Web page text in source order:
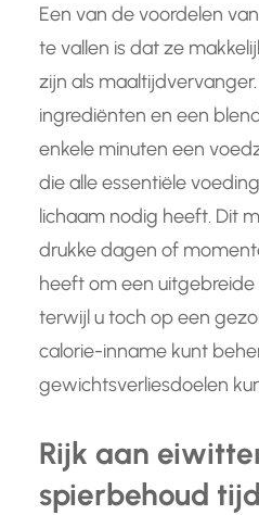
Een van de voordelen
te vallen is dat ze
zijn als
ingrediënten en een
enkele minuten een
die alle essentiële
lichaam nodig heeft. Dit
drukke dagen of
heeft om een
terwijl u toch op een
calorie-inname kunt
gewichtsverliesdoelen
Rijk aan
spierbehoud